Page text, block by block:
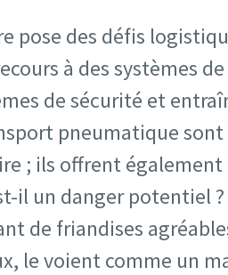
pose des défis
à des systèmes
de sécurité et
pneumatique
; ils offrent
il un danger potentiel
de friandises
le voient comme un